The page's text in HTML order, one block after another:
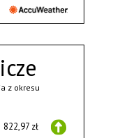
z okresu
822,97 zł